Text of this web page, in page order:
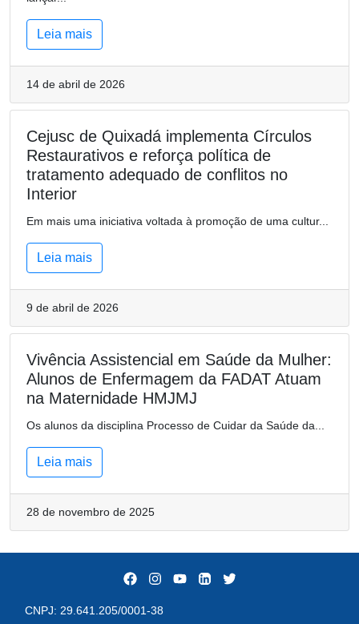
Leia mais
14 de abril de 2026
Cejusc de Quixadá implementa Círculos
Restaurativos e reforça política de
tratamento adequado de conflitos no
Interior
Em mais uma iniciativa voltada à promoção de uma cultur...
Leia mais
9 de abril de 2026
Vivência Assistencial em Saúde da Mulher:
Alunos de Enfermagem da FADAT Atuam
na Maternidade HMJMJ
Os alunos da disciplina Processo de Cuidar da Saúde da...
Leia mais
28 de novembro de 2025
CNPJ: 29.641.205/0001-38